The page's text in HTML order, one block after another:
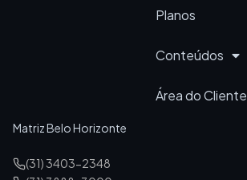
Planos
Conteúdos
Área do Cliente
Matriz Belo Horizonte
(31) 3403-2348